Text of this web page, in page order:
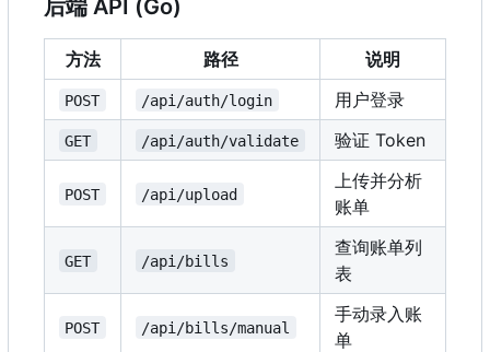
后端 API (Go)
方法 路径 说明
POST /api/auth/login 用户登录
GET /api/auth/validate 验证 Token
POST /api/upload
上传并分析
账单
GET /api/bills
查询账单列
表
POST /api/bills/manual
手动录入账
单